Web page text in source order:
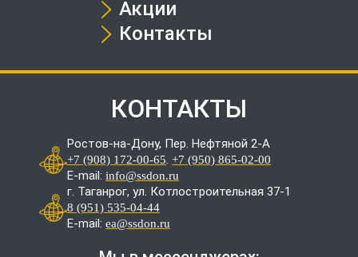
Акции
Контакты
КОНТАКТЫ
Ростов-на-Дону, Пер. Нефтяной 2-А
+7 (908) 172-00-65. +7 (950) 865-02-00
E-mail: info@ssdon.ru
г. Таганрог, ул. Котлостроительная 37-1
8 (951) 535-04-44
E-mail: ea@ssdon.ru